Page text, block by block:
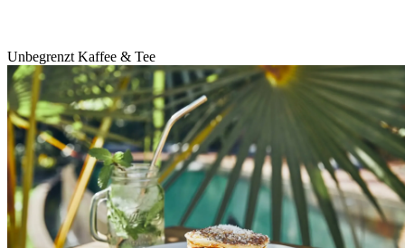
Unbegrenzt Kaffee & Tee